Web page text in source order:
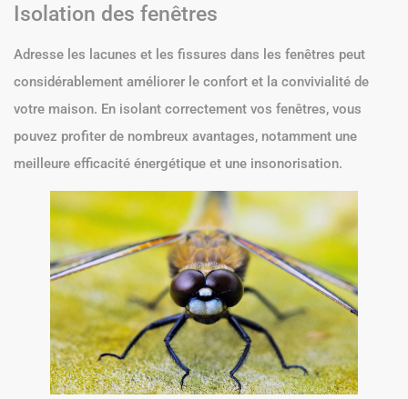
Isolation des fenêtres
Adresse les lacunes et les fissures dans les fenêtres peut
considérablement améliorer le confort et la convivialité de
votre maison. En isolant correctement vos fenêtres, vous
pouvez profiter de nombreux avantages, notamment une
meilleure efficacité énergétique et une insonorisation.